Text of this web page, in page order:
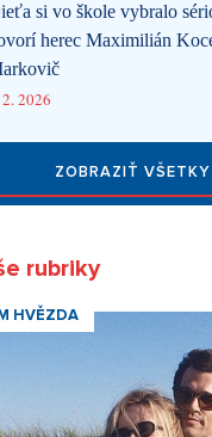
si vo škole vybralo
herec Maximilián
2026
ZOBRAZIŤ
rubriky
HVĚZDA